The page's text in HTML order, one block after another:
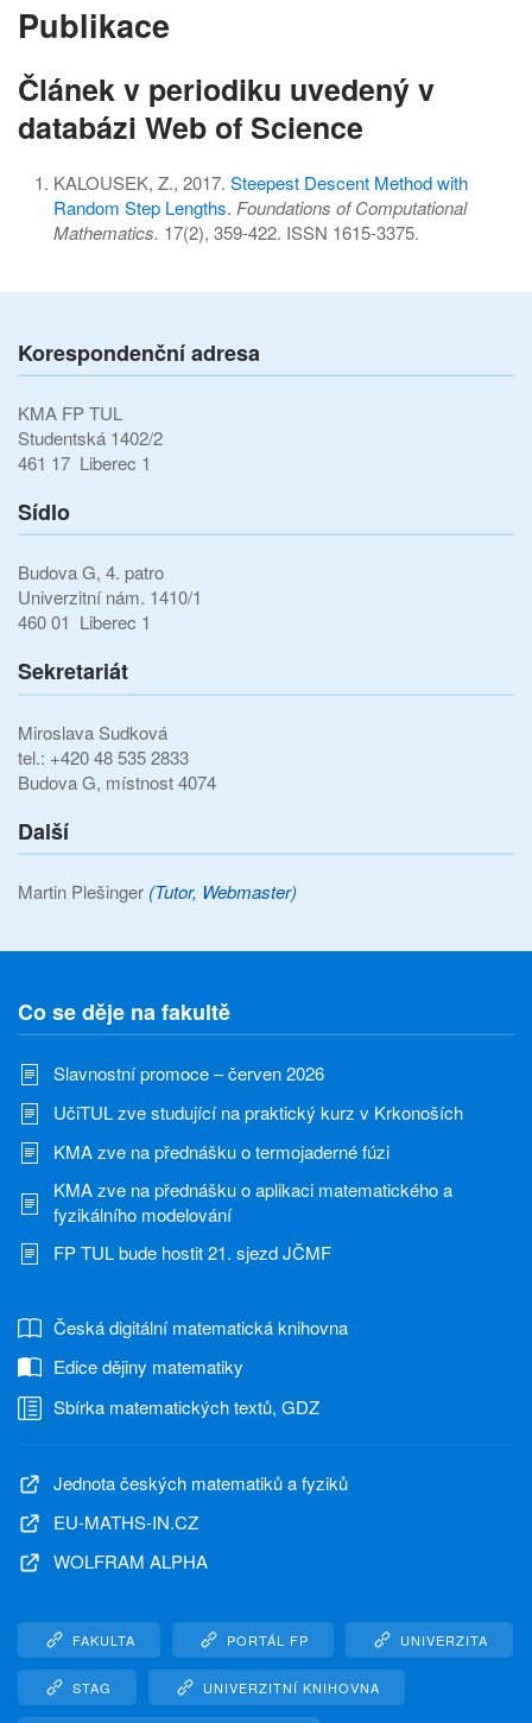
Publikace
Článek v periodiku uvedený v
databázi Web of Science
KALOUSEK, Z., 2017. Steepest Descent Method with
Random Step Lengths. Foundations of Computational
Mathematics. 17(2), 359-422. ISSN 1615-3375.
Korespondenční adresa
KMA FP TUL
Studentská 1402/2
461 17 Liberec 1
Sídlo
Budova G, 4. patro
Univerzitní nám. 1410/1
460 01 Liberec 1
Sekretariát
Miroslava Sudková
tel.: +420 48 535 2833
Budova G, místnost 4074
Další
Martin Plešinger (Tutor, Webmaster)
Co se děje na fakultě
Slavnostní promoce – červen 2026
UčiTUL zve studující na praktický kurz v Krkonoších
KMA zve na přednášku o termojaderné fúzi
KMA zve na přednášku o aplikaci matematického a
fyzikálního modelování
FP TUL bude hostit 21. sjezd JČMF
Česká digitální matematická knihovna
Edice dějiny matematiky
Sbírka matematických textů, GDZ
Jednota českých matematiků a fyziků
EU-MATHS-IN.CZ
WOLFRAM ALPHA
FAKULTA PORTÁL FP UNIVERZITA
STAG UNIVERZITNÍ KNIHOVNA